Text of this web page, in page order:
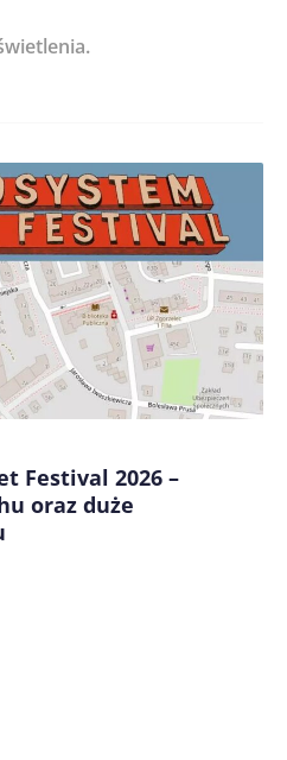
w tej przeglądarce podczas
Festival 2026 –
oraz duże